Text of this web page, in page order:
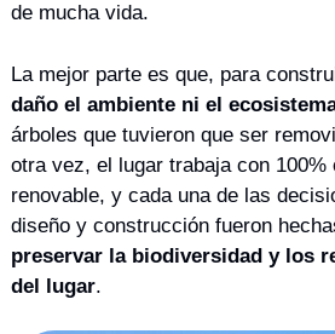
de mucha vida.
La mejor parte es que, para
daño el ambiente ni el
árboles que tuvieron que ser
otra vez, el lugar trabaja con 100%
renovable, y cada una de las
diseño y construcción fueron
preservar la biodiversidad y los
del lugar.